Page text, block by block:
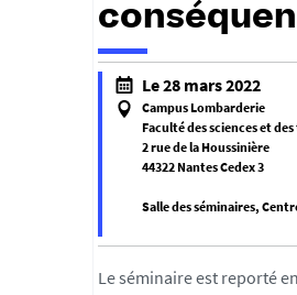
Le 28 mars 2022
Campus Lombarderie
Faculté des sciences et
2 rue de la Houssinière
44322 Nantes Cedex 3
Salle des séminaires,
f
a
Le séminaire est reporté